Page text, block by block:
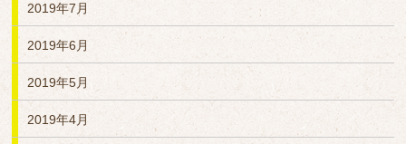
2019年7月
2019年6月
2019年5月
2019年4月